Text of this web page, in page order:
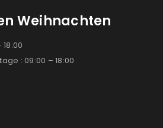
Weihnachten
: 09:00 – 18:00